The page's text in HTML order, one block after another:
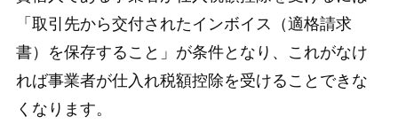
「取引先から交付されたインボイス（適格請求
書）を保存すること」が条件となり、これがなけ
れば事業者が仕入れ税額控除を受けることできな
くなります。